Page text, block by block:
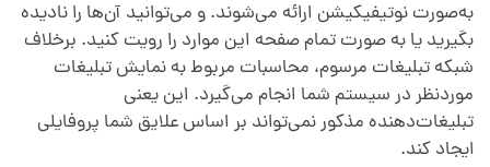
د
ی
به‌صورت نوتیفیکیشن ارائه می‌شوند. و می‌توانید آن‌ها را نادیده
بگیرید یا به صورت تمام صفحه این موارد را رویت کنید. برخلاف
شبکه تبلیغات مرسوم، محاسبات مربوط به نمایش تبلیغات
موردنظر در سیستم شما انجام می‌گیرد. این یعنی
تبلیغات‌دهنده مذکور نمی‌تواند بر اساس علایق شما پروفایلی
ایجاد کند.